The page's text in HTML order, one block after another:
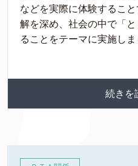
などを実際に体験するこ
解を深め、社会の中で「
ることをテーマに実施し
続き